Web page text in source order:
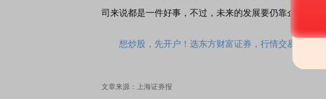
司来说都是一件好事，不过，未来的发展要仍靠企业自身。
想炒股，先开户！选东方财富证券，行情交易一个
文章来源：上海证券报